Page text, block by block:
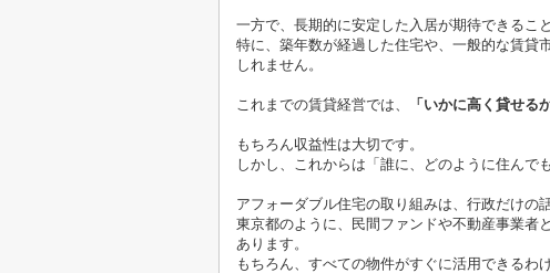
一方で、長期的に安定した入居が期待できるこ
特に、築年数が経過した住宅や、一般的な賃貸
しれません。
これまでの賃貸経営では、 「いかに高く貸せる
もちろん収益性は大切です。
しかし、これからは「誰に、どのように住んで
アフォーダブル住宅の取り組みは、行政だけの
東京都のように、民間ファンドや不動産事業者
あります。
もちろん、すべての物件がすぐに活用できる